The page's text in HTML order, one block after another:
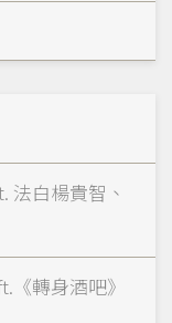
法白楊貴智、
轉身酒吧》